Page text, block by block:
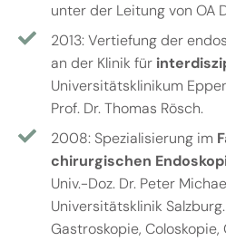
unter der Leitung von OA
2013: Vertiefung der
an der Klinik für
Universitätsklinikum
Prof. Dr. Thomas Rösch.
2008: Spezialisierung im
chirurgischen
Univ.-Doz. Dr. Peter
Universitätsklinik
Gastroskopie,